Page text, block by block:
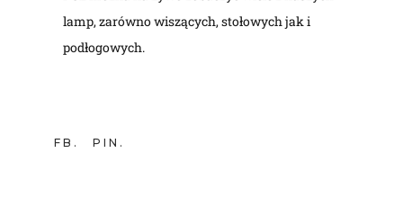
lamp, zarówno wiszących, stołowych jak i
podłogowych.
FB PIN